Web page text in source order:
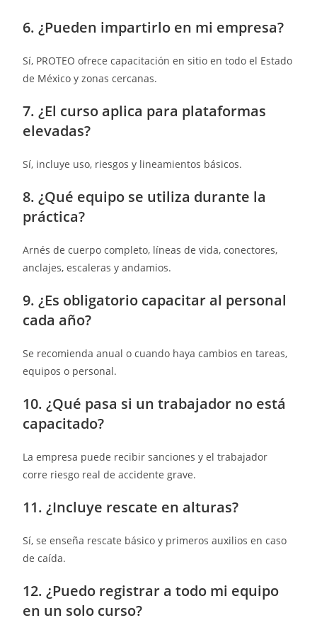
6. ¿Pueden impartirlo en mi empresa?
Sí, PROTEO ofrece capacitación en sitio en todo el Estado
de México y zonas cercanas.
7. ¿El curso aplica para plataformas
elevadas?
Sí, incluye uso, riesgos y lineamientos básicos.
8. ¿Qué equipo se utiliza durante la
práctica?
Arnés de cuerpo completo, líneas de vida, conectores,
anclajes, escaleras y andamios.
9. ¿Es obligatorio capacitar al personal
cada año?
Se recomienda anual o cuando haya cambios en tareas,
equipos o personal.
10. ¿Qué pasa si un trabajador no está
capacitado?
La empresa puede recibir sanciones y el trabajador
corre riesgo real de accidente grave.
11. ¿Incluye rescate en alturas?
Sí, se enseña rescate básico y primeros auxilios en caso
de caída.
12. ¿Puedo registrar a todo mi equipo
en un solo curso?